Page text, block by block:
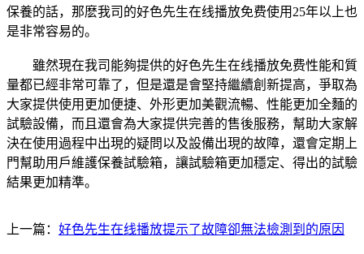
保養的話，那麽我司的好色先生在线播放免费使用25年以上也
是非常容易的。
雖然現在我司能夠提供的好色先生在线播放免费性能和質
量都已經非常可靠了，但是還是會堅持繼續創新提高，爭取為
大家提供使用更加便捷、外形更加美觀流暢、性能更加全麵的
試驗設備，而且還會為大家提供完善的售後服務，幫助大家解
決在使用過程中出現的疑問以及設備出現的故障，還會定期上
門幫助用戶維護保養試驗箱，讓試驗箱更加穩定、得出的試驗
結果更加精準。
上一篇： 好色先生在线播放提示了故障卻無法檢測到的原因